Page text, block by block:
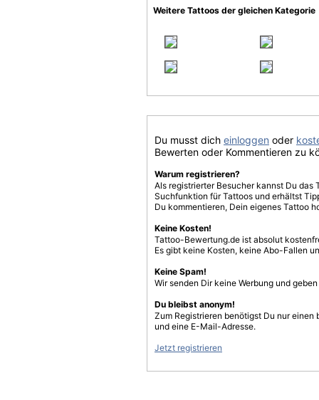
Weitere Tattoos der gleichen Kategorie
Du musst dich einloggen oder
Bewerten oder Kommentieren zu
Warum registrieren?
Als registrierter Besucher kannst Du
Suchfunktion für Tattoos und erhältst
Du kommentieren, Dein eigenes Tattoo
Keine Kosten!
Tattoo-Bewertung.de ist absolut
Es gibt keine Kosten, keine Abo-Fallen
Keine Spam!
Wir senden Dir keine Werbung und
Du bleibst anonym!
Zum Registrieren benötigst Du nur einen
und eine E-Mail-Adresse.
Jetzt registrieren